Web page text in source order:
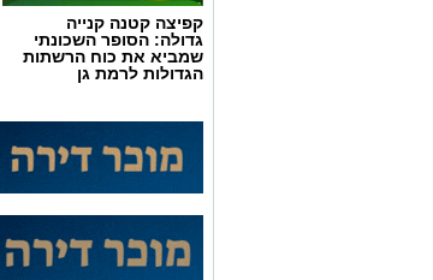
קפיצה קטנה קנייה
גדולה: הסופר השכונתי
שמביא את כוח הרשתות
הגדולות לרמת גן